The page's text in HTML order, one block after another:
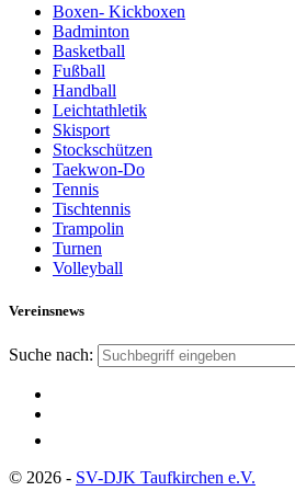
Boxen- Kickboxen
Badminton
Basketball
Fußball
Handball
Leichtathletik
Skisport
Stockschützen
Taekwon-Do
Tennis
Tischtennis
Trampolin
Turnen
Volleyball
Vereinsnews
Suche nach:
© 2026 - SV-DJK Taufkirchen e.V.